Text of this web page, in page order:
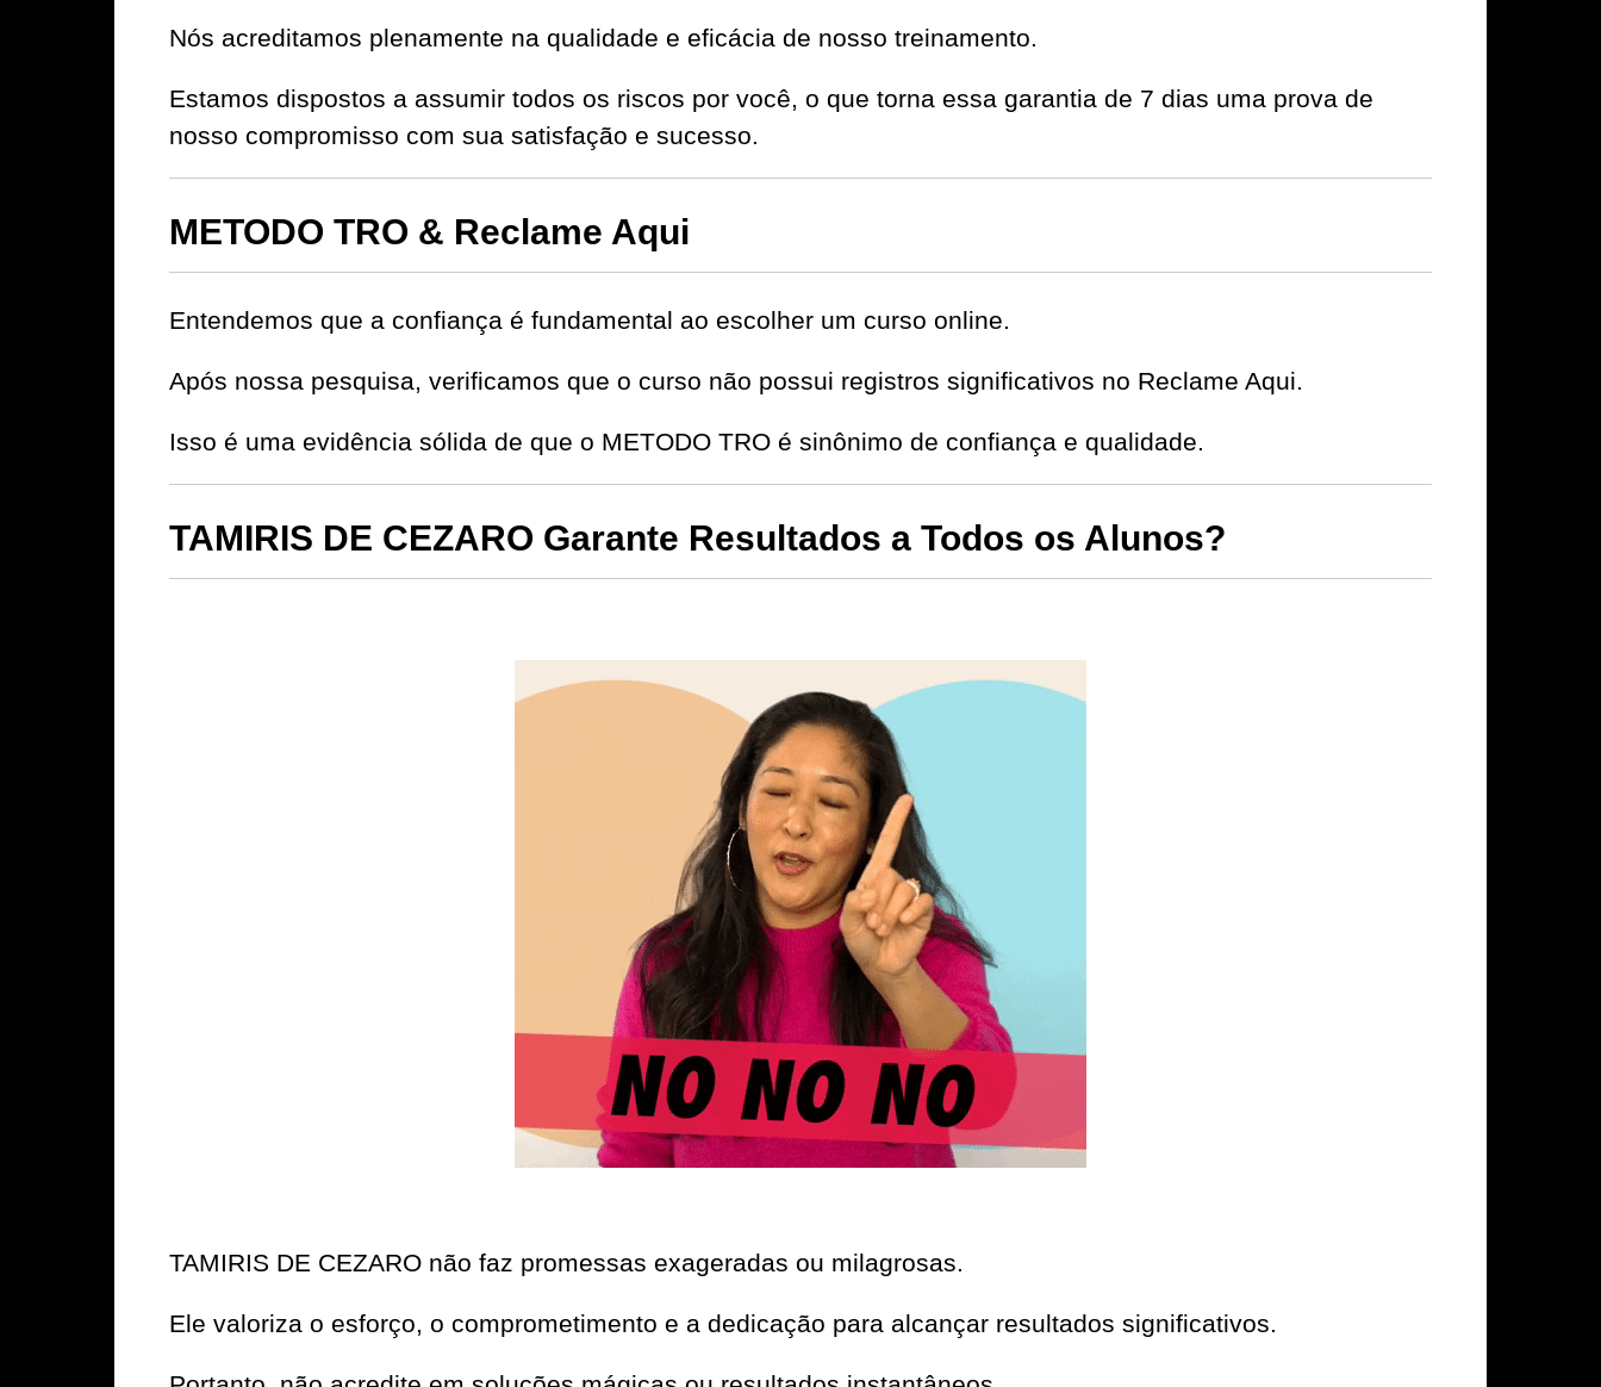
Nós acreditamos plenamente na qualidade e eficácia de nosso treinamento.
Estamos dispostos a assumir todos os riscos por você, o que torna essa garantia de 7 dias uma prova de
nosso compromisso com sua satisfação e sucesso.
METODO TRO & Reclame Aqui
Entendemos que a confiança é fundamental ao escolher um curso online.
Após nossa pesquisa, verificamos que o curso não possui registros significativos no Reclame Aqui.
Isso é uma evidência sólida de que o METODO TRO é sinônimo de confiança e qualidade.
TAMIRIS DE CEZARO Garante Resultados a Todos os Alunos?
TAMIRIS DE CEZARO não faz promessas exageradas ou milagrosas.
Ele valoriza o esforço, o comprometimento e a dedicação para alcançar resultados significativos.